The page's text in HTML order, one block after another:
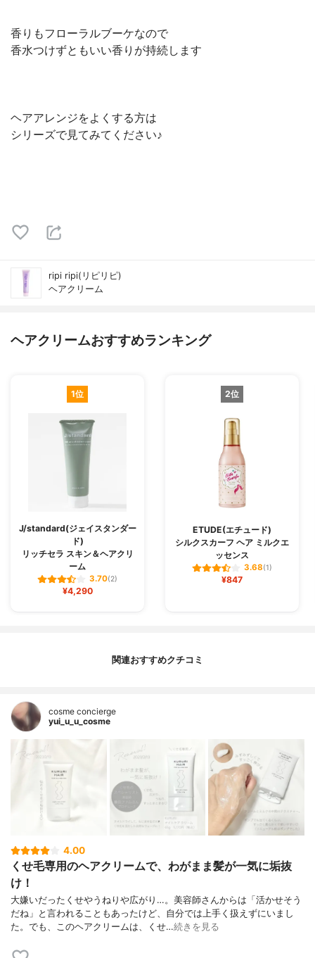
香りもフローラルブーケなので
香水つけずともいい香りが持続します
ヘアアレンジをよくする方は
シリーズで見てみてください♪
ripi ripi(リピリピ)
ヘアクリーム
ヘアクリームおすすめランキング
1位
J/standard(ジェイスタンダー
ド)
リッチセラ スキン＆ヘアクリ
ーム
3.70(2)
¥4,290
2位
ETUDE(エチュード)
シルクスカーフ ヘア ミルクエ
ッセンス
3.68(1)
¥847
関連おすすめクチコミ
cosme concierge
yui_u_u_cosme
4.00
くせ毛専用のヘアクリームで、わがまま髪が一気に垢抜
け！
大嫌いだったくせやうねりや広がり…。美容師さんからは「活かせそう
だね」と言われることもあったけど、自分では上手く扱えずにいまし
た。でも、このヘアクリームは、くせ…続きを見る